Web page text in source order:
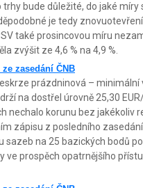
bude důležité, do jaké
je tedy
také prosincovou míru
zvýšit ze 4,6 % na 4,9 %.
zasedání ČNB
prázdninová –
na dostřel úrovně 25,30
nechalo korunu bez jakékoliv
zápisu z posledního
na 25 bazických bodů
ve prospěch opatrnějšího